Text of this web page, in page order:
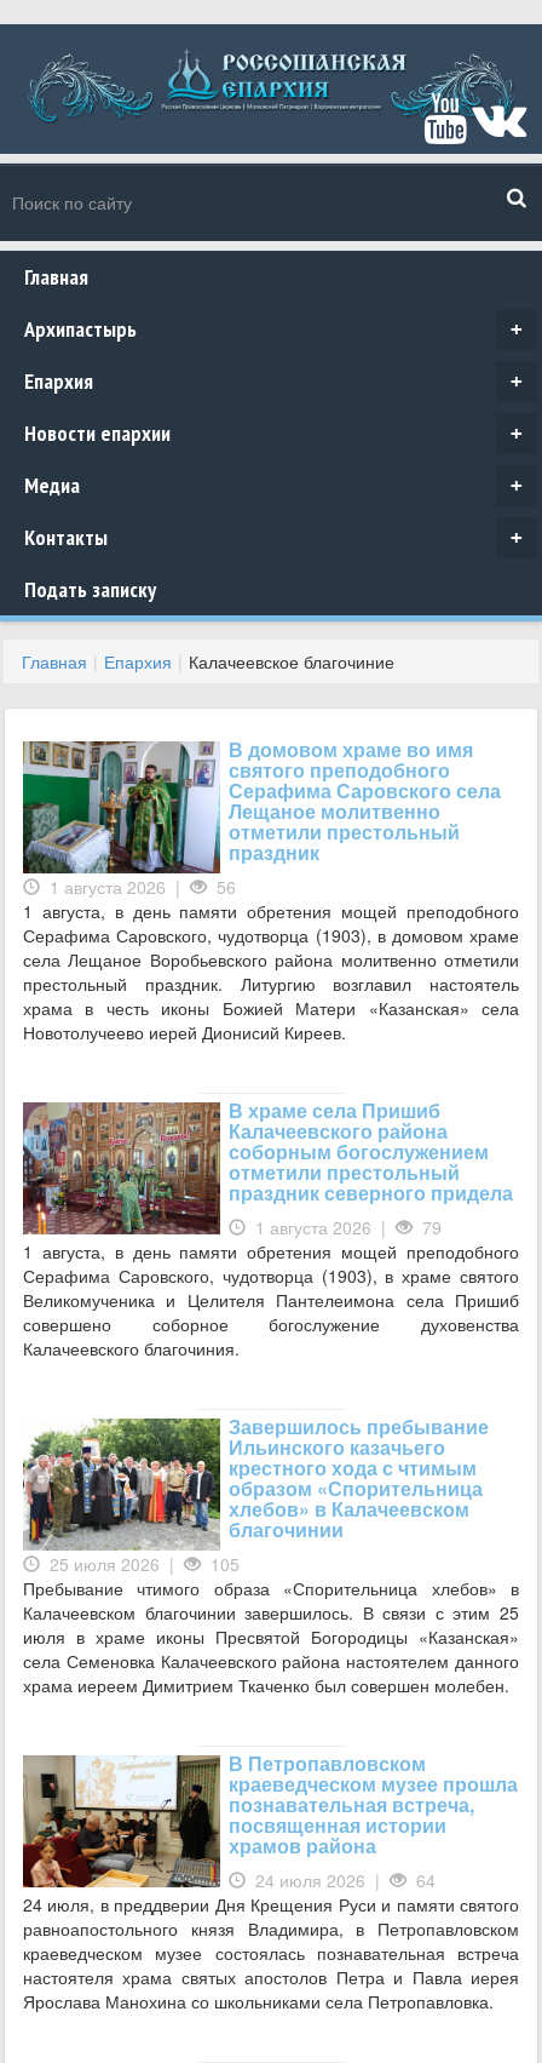
Главная
+
Архипастырь
+
Епархия
+
Новости епархии
+
Медиа
+
Контакты
Подать записку
Главная Епархия Калачеевское благочиние
В домовом храме во имя
святого преподобного
Серафима Саровского села
Лещаное молитвенно
отметили престольный
праздник
1 августа 2026 |
56
1 августа, в день памяти обретения мощей преподобного
Серафима Саровского, чудотворца (1903), в домовом храме
села Лещаное Воробьевского района молитвенно отметили
престольный праздник. Литургию возглавил настоятель
храма в честь иконы Божией Матери «Казанская» села
Новотолучеево иерей Дионисий Киреев.
В храме села Пришиб
Калачеевского района
соборным богослужением
отметили престольный
праздник северного придела
1 августа 2026 |
79
1 августа, в день памяти обретения мощей преподобного
Серафима Саровского, чудотворца (1903), в храме святого
Великомученика и Целителя Пантелеимона села Пришиб
совершено соборное богослужение духовенства
Калачеевского благочиния.
Завершилось пребывание
Ильинского казачьего
крестного хода с чтимым
образом «Спорительница
хлебов» в Калачеевском
благочинии
25 июля 2026 |
105
Пребывание чтимого образа «Спорительница хлебов» в
Калачеевском благочинии завершилось. В связи с этим 25
июля в храме иконы Пресвятой Богородицы «Казанская»
села Семеновка Калачеевского района настоятелем данного
храма иереем Димитрием Ткаченко был совершен молебен.
В Петропавловском
краеведческом музее прошла
познавательная встреча,
посвященная истории
храмов района
24 июля 2026 |
64
24 июля, в преддверии Дня Крещения Руси и памяти святого
равноапостольного князя Владимира, в Петропавловском
краеведческом музее состоялась познавательная встреча
настоятеля храма святых апостолов Петра и Павла иерея
Ярослава Манохина со школьниками села Петропавловка.